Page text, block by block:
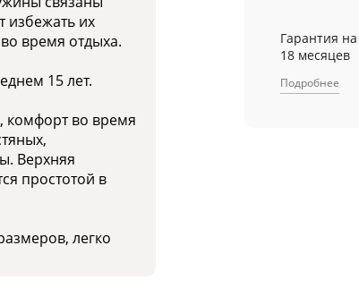
избежать их
время отдыха.
15 лет.
комфорт во время
Верхняя
простотой в
легко
Гарантия
18 месяцев
Подробнее